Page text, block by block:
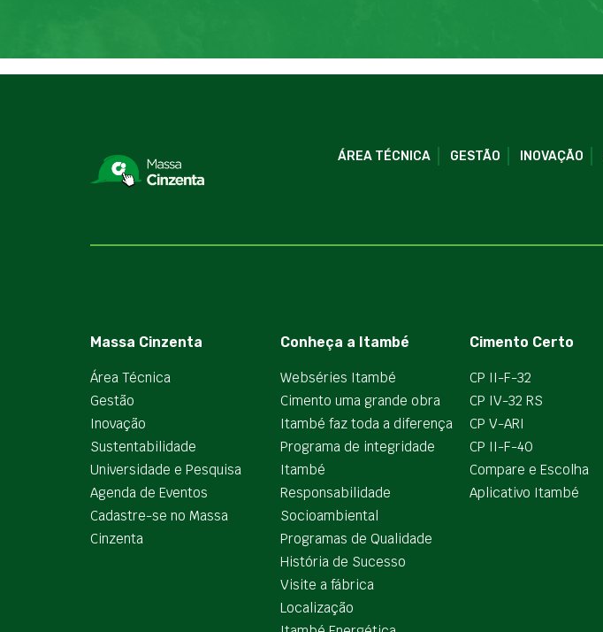
ÁREA TÉCNICA GESTÃO INOVAÇÃO
Massa Cinzenta
Área Técnica
Gestão
Inovação
Sustentabilidade
Universidade e Pesquisa
Agenda de Eventos
Cadastre-se no Massa
Cinzenta
Conheça a Itambé
Webséries Itambé
Cimento uma grande obra
Itambé faz toda a diferença
Programa de integridade
Itambé
Responsabilidade
Socioambiental
Programas de Qualidade
História de Sucesso
Visite a fábrica
Localização
Cimento Certo
CP II-F-32
CP IV-32 RS
CP V-ARI
CP II-F-40
Compare e Escolha
Aplicativo Itambé